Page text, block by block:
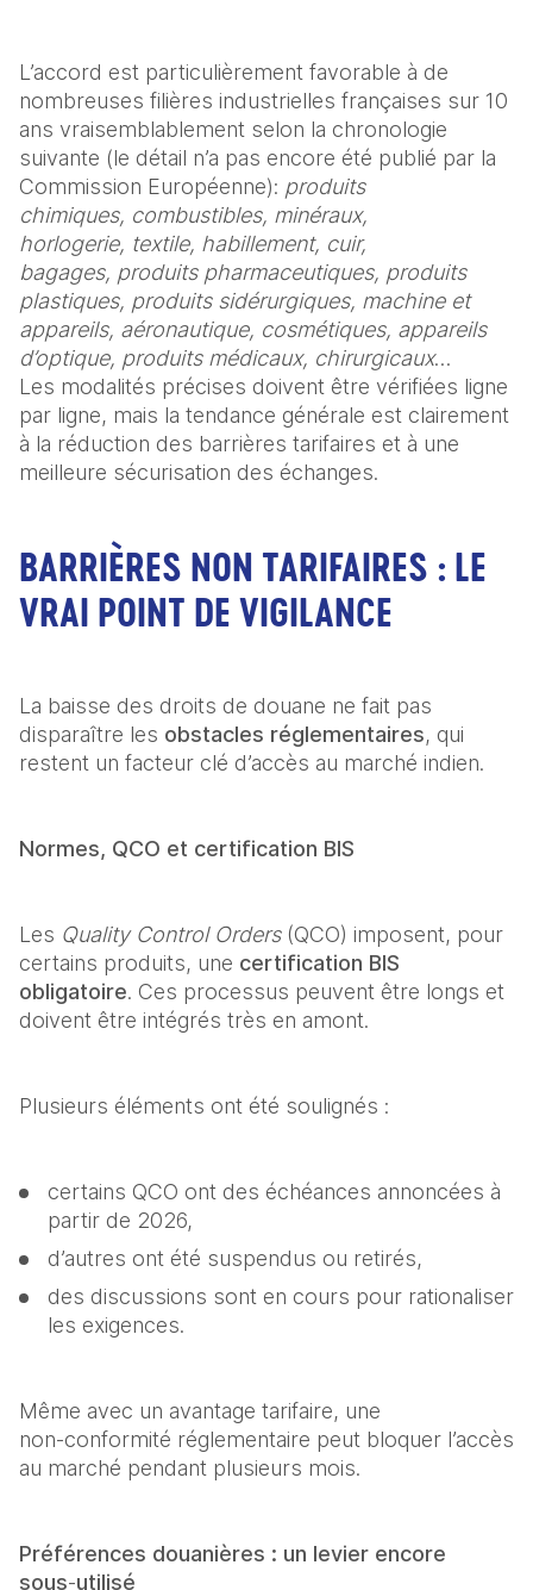
L’accord est particulièrement favorable à de
nombreuses filières industrielles françaises sur 10
ans vraisemblablement selon la chronologie
suivante (le détail n’a pas encore été publié par la
Commission Européenne): produits
chimiques, combustibles, minéraux,
horlogerie, textile, habillement, cuir,
bagages, produits pharmaceutiques, produits
plastiques, produits sidérurgiques, machine et
appareils, aéronautique, cosmétiques, appareils
d’optique, produits médicaux, chirurgicaux…
Les modalités précises doivent être vérifiées ligne
par ligne, mais la tendance générale est clairement
à la réduction des barrières tarifaires et à une
meilleure sécurisation des échanges.
BARRIÈRES NON TARIFAIRES : LE
VRAI POINT DE VIGILANCE
La baisse des droits de douane ne fait pas
disparaître les obstacles réglementaires, qui
restent un facteur clé d’accès au marché indien.
Normes, QCO et certification BIS
Les Quality Control Orders (QCO) imposent, pour
certains produits, une certification BIS
obligatoire. Ces processus peuvent être longs et
doivent être intégrés très en amont.
Plusieurs éléments ont été soulignés :
certains QCO ont des échéances annoncées à
partir de 2026,
d’autres ont été suspendus ou retirés,
des discussions sont en cours pour rationaliser
les exigences.
Même avec un avantage tarifaire, une
non‑conformité réglementaire peut bloquer l’accès
au marché pendant plusieurs mois.
Préférences douanières : un levier encore
sous‑utilisé